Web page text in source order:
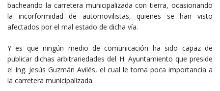
bacheando la carretera municipalizada con tierra, ocasionando
la incorformidad de automovilistas, quienes se han visto
afectados por el mal estado de dicha vía.
Y es que ningún medio de comunicación ha sido capaz de
publicar dichas arbitrariedades del H. Ayuntamiento que preside
el Ing. Jesús Guzmán Avilés, el cual le toma poca importancia a
la carretera municipalizada.